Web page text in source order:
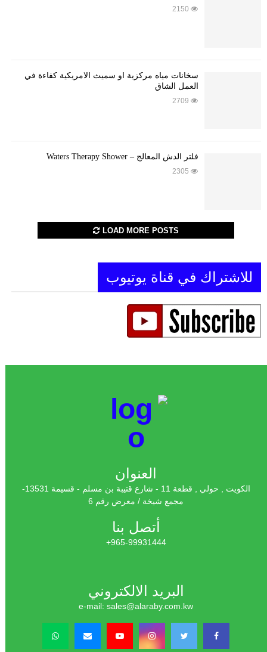
2150
سخانات مياه مركزية او سميث الأمريكية كفاءة في
العمل الشاق
2709
فلتر الدش المعالج – Waters Therapy Shower
2305
LOAD MORE POSTS
للاشتراك في قناة يوتيوب
العنوان
الكويت , حولي , قطعة 11 - شارع قتيبة بن مسلم - قسيمة 13531-
مجمع شيخة / معرض رقم 6
أتصل بنا
965-99931444+
البريد الالكتروني
e-mail: sales@alaraby.com.kw